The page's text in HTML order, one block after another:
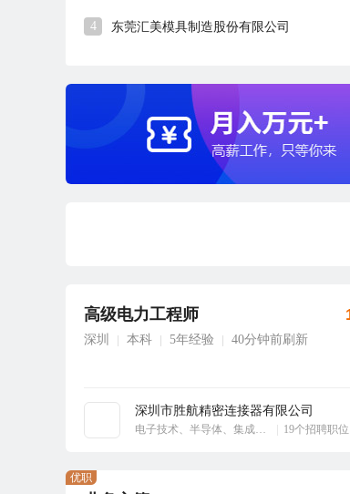
4 东莞汇美模具制造股份有限公司
高级电力工程师
深圳 本科 5年经验 40分钟前刷新
深圳市胜航精密连接器有限公司
电子技术、半导体、集成电路 19个招聘职位
立即沟通
优职